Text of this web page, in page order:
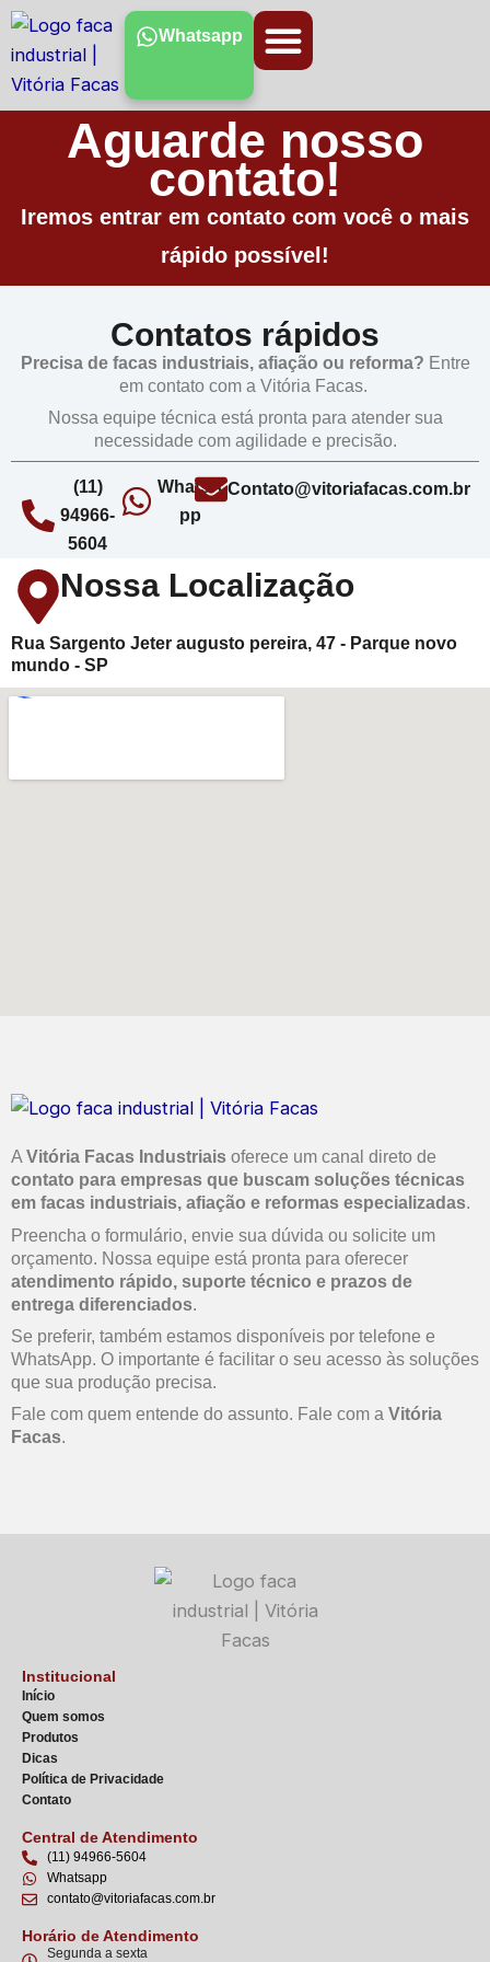
Ir
para
Whatsapp
Aguarde nosso
contato!
Iremos entrar em contato com você o mais
rápido possível!
Contatos rápidos
Precisa de facas industriais, afiação ou reforma? Entre
em contato com a Vitória Facas.
Nossa equipe técnica está pronta para atender sua
necessidade com agilidade e precisão.
(11)
94966-
5604
WhatsA
pp
Contato@vitoriafacas.com.br
Nossa Localização
Rua Sargento Jeter augusto pereira, 47 - Parque novo
mundo - SP
A Vitória Facas Industriais oferece um canal direto de
contato para empresas que buscam soluções técnicas
em facas industriais, afiação e reformas especializadas.
Preencha o formulário, envie sua dúvida ou solicite um
orçamento. Nossa equipe está pronta para oferecer
atendimento rápido, suporte técnico e prazos de
entrega diferenciados.
Se preferir, também estamos disponíveis por telefone e
WhatsApp. O importante é facilitar o seu acesso às soluções
que sua produção precisa.
Fale com quem entende do assunto. Fale com a Vitória
Facas.
Institucional
Início
Quem somos
Produtos
Dicas
Política de Privacidade
Contato
Central de Atendimento
(11) 94966-5604
Whatsapp
contato@vitoriafacas.com.br
Horário de Atendimento
Segunda a sexta